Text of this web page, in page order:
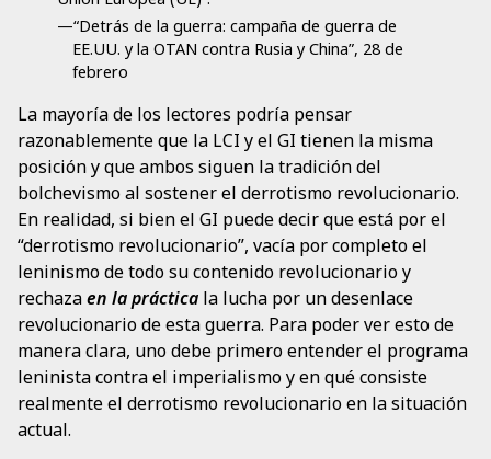
—“Detrás de la guerra: campaña de guerra de
EE.UU. y la OTAN contra Rusia y China”, 28 de
febrero
La mayoría de los lectores podría pensar
razonablemente que la LCI y el GI tienen la misma
posición y que ambos siguen la tradición del
bolchevismo al sostener el derrotismo revolucionario.
En realidad, si bien el GI puede decir que está por el
“derrotismo revolucionario”, vacía por completo el
leninismo de todo su contenido revolucionario y
rechazaen la práctica la lucha por un desenlace
revolucionario de esta guerra. Para poder ver esto de
manera clara, uno debe primero entender el programa
leninista contra el imperialismo y en qué consiste
realmente el derrotismo revolucionario en la situación
actual.